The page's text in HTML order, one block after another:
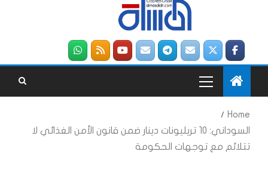
Home
السوداني: 10 تريليونات دينار ضمن قانون الأمن الغذائي لا
تتلائم مع توجهات الحكومة